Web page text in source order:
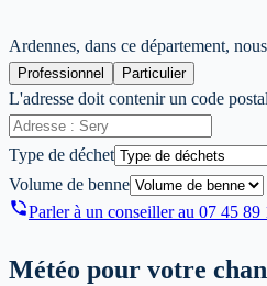
Ardennes, dans ce département,
Professionnel Particulier
L'adresse doit contenir un code
Type de déchet
Volume de benne
Parler à un conseiller au 07 45 89
Météo pour votre